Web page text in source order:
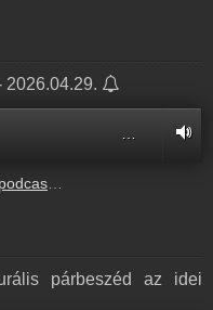
2026.04.29.
f59b-f611-57fc192c9368.mp3
párbeszéd az idei